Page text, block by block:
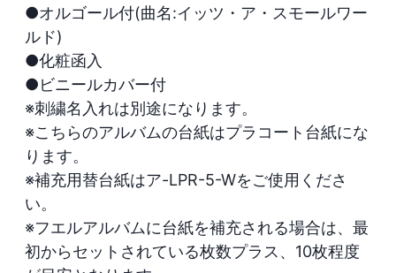
●オルゴール付(曲名:イッツ・ア・スモールワー
ルド)
●化粧函入
●ビニールカバー付
※刺繍名入れは別途になります。
※こちらのアルバムの台紙はプラコート台紙にな
ります。
※補充用替台紙はア-LPR-5-Wをご使用くださ
い。
※フエルアルバムに台紙を補充される場合は、最
初からセットされている枚数プラス、10枚程度